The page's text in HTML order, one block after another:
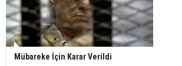
Mübareke İçin Karar Verildi